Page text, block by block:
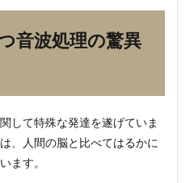
音波処理の驚異
して特殊な発達を遂げていま
、人間の脳と比べてはるかに
ます。